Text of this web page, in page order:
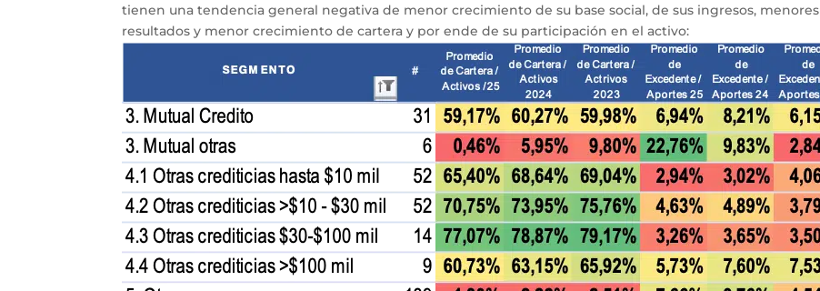
tienen una tendencia general negativa de menor crecimiento de su base social, de sus ingresos, menores
resultados y menor crecimiento de cartera y por ende de su participación en el activo: